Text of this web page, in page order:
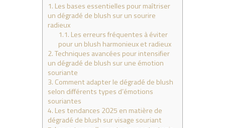
1. Les bases essentielles pour maîtriser
un dégradé de blush sur un sourire
radieux
1.1. Les erreurs fréquentes à éviter
pour un blush harmonieux et radieux
2.Techniques avancées pour intensifier
un dégradé de blush sur une émotion
souriante
3. Comment adapter le dégradé de blush
selon différents types d’émotions
souriantes
4. Les tendances 2025 en matière de
dégradé de blush sur visage souriant